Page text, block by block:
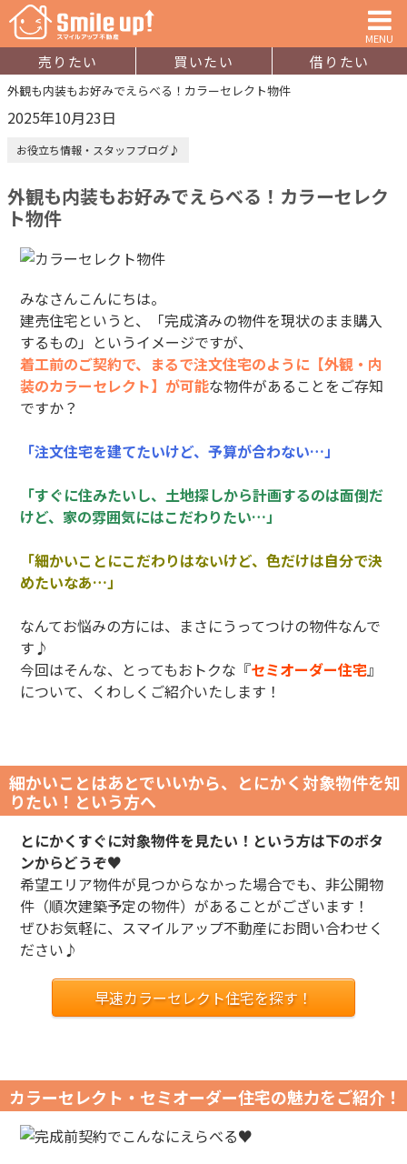
MENU
売りたい 買いたい 借りたい
外観も内装もお好みでえらべる！カラーセレクト物件
2025年10月23日
お役立ち情報・スタッフブログ♪
外観も内装もお好みでえらべる！カラーセレク
ト物件
みなさんこんにちは。
建売住宅というと、「完成済みの物件を現状のまま購入
するもの」というイメージですが、
着工前のご契約で、まるで注文住宅のように【外観・内
装のカラーセレクト】が可能な物件があることをご存知
ですか？
「注文住宅を建てたいけど、予算が合わない…」
「すぐに住みたいし、土地探しから計画するのは面倒だ
けど、家の雰囲気にはこだわりたい…」
「細かいことにこだわりはないけど、色だけは自分で決
めたいなあ…」
なんてお悩みの方には、まさにうってつけの物件なんで
す♪
今回はそんな、とってもおトクな『セミオーダー住宅』
について、くわしくご紹介いたします！
細かいことはあとでいいから、とにかく対象物件を知
りたい！という方へ
とにかくすぐに対象物件を見たい！という方は下のボタ
ンからどうぞ♥
希望エリア物件が見つからなかった場合でも、非公開物
件（順次建築予定の物件）があることがございます！
ぜひお気軽に、スマイルアップ不動産にお問い合わせく
ださい♪
早速カラーセレクト住宅を探す！
カラーセレクト・セミオーダー住宅の魅力をご紹介！